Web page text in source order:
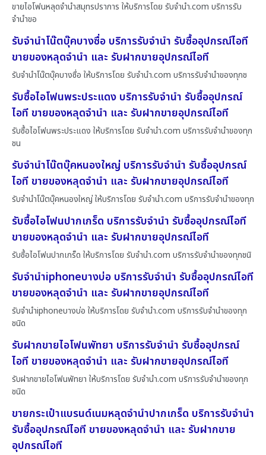
ขายไอโฟนหลุดจำนำสมุทรปราการ ให้บริการโดย รับจํานํา.com บริการรับ
จำนำขอ
รับจำนำโน๊ตบุ๊คบางซื่อ บริการรับจำนำ รับซื้ออุปกรณ์ไอที
ขายของหลุดจำนำ และ รับฝากขายอุปกรณ์ไอที
รับจำนำโน๊ตบุ๊คบางซื่อ ให้บริการโดย รับจํานํา.com บริการรับจำนำของทุกช
รับซื้อไอโฟนพระประแดง บริการรับจำนำ รับซื้ออุปกรณ์
ไอที ขายของหลุดจำนำ และ รับฝากขายอุปกรณ์ไอที
รับซื้อไอโฟนพระประแดง ให้บริการโดย รับจํานํา.com บริการรับจำนำของทุก
ชน
รับจำนำโน๊ตบุ๊คหนองใหญ่ บริการรับจำนำ รับซื้ออุปกรณ์
ไอที ขายของหลุดจำนำ และ รับฝากขายอุปกรณ์ไอที
รับจำนำโน๊ตบุ๊คหนองใหญ่ ให้บริการโดย รับจํานํา.com บริการรับจำนำของทุก
รับซื้อไอโฟนปากเกร็ด บริการรับจำนำ รับซื้ออุปกรณ์ไอที
ขายของหลุดจำนำ และ รับฝากขายอุปกรณ์ไอที
รับซื้อไอโฟนปากเกร็ด ให้บริการโดย รับจํานํา.com บริการรับจำนำของทุกชนิ
รับจำนำiphoneบางบ่อ บริการรับจำนำ รับซื้ออุปกรณ์ไอที
ขายของหลุดจำนำ และ รับฝากขายอุปกรณ์ไอที
รับจำนำiphoneบางบ่อ ให้บริการโดย รับจํานํา.com บริการรับจำนำของทุก
ชนิด
รับฝากขายไอโฟนพัทยา บริการรับจำนำ รับซื้ออุปกรณ์
ไอที ขายของหลุดจำนำ และ รับฝากขายอุปกรณ์ไอที
รับฝากขายไอโฟนพัทยา ให้บริการโดย รับจํานํา.com บริการรับจำนำของทุก
ชนิด
ขายกระเป๋าแบรนด์เนมหลุดจำนำปากเกร็ด บริการรับจำนำ
รับซื้ออุปกรณ์ไอที ขายของหลุดจำนำ และ รับฝากขาย
อุปกรณ์ไอที